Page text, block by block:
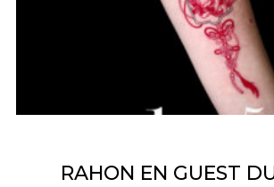
RAHON EN GUEST